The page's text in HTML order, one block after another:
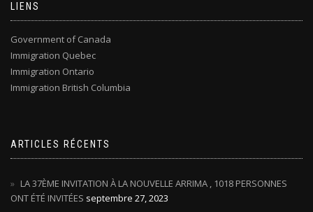
LIENS
Government of Canada
Immigration Quebec
Immigration Ontario
Immigration British Columbia
ARTICLES RÉCENTS
LA 37ÈME INVITATION À LA NOUVELLE ARRIMA , 1018 PERSONNES
ONT ÉTÉ INVITÉES septembre 27, 2023